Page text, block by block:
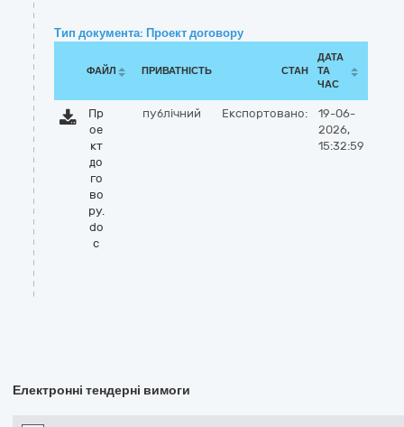
Тип документа: Проект договору
ФАЙЛ ПРИВАТНІСТЬ СТАН
ДАТА
ТА
ЧАС
Пр
ое
кт
до
го
во
ру.
do
c
публічний Експортовано:
19-06-
2026,
15:32:59
Електронні тендерні вимоги